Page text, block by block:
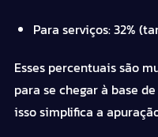
Para serviços: 32%
Esses percentuais são
para se chegar à base
isso simplifica a